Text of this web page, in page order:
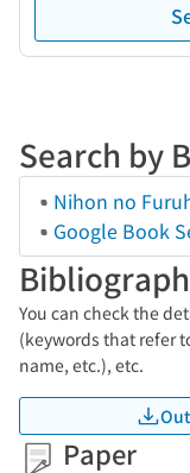
Search by
Nihon no
Google Book
You can check the
(keywords that refer
name, etc.), etc.
Paper